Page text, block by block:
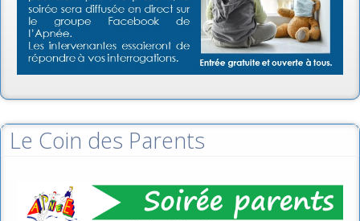
Le Coin des Parents